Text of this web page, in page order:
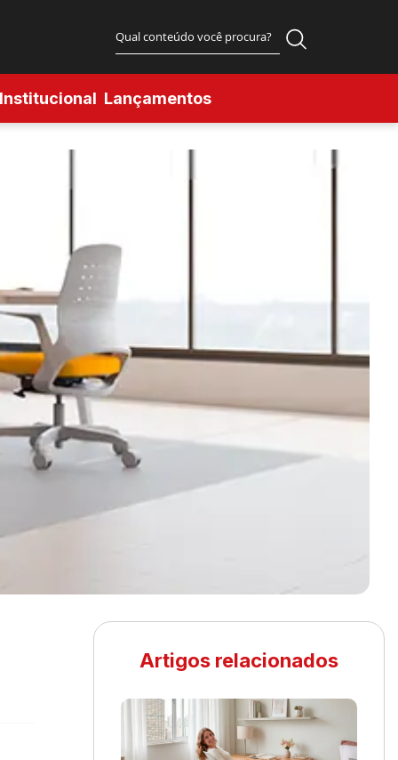
Institucional Lançamentos
Artigos relacionados